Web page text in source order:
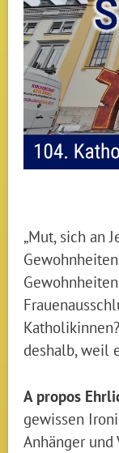
„Mut, sich an
deshalb, weil
A propos
gewissen
Anhänger